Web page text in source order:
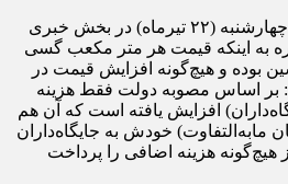
مهندس جواد اوجی شامگاه چهارشنبه (۲۲ تیرماه) در بخش خبری
اشاره به اینکه قیمت هر متر مکعب گسی
تومان پیشین بوده و هیچ‌گونه افزایش قیمت در
بر اساس مصوبه دولت فقط هزینه
افزایش یافته است که آن هم
هزینه را (۱۱۷ تومان مابه‌التفاوت) خودش به جایگاه‌داران
هزینه اضافی را پرداخت